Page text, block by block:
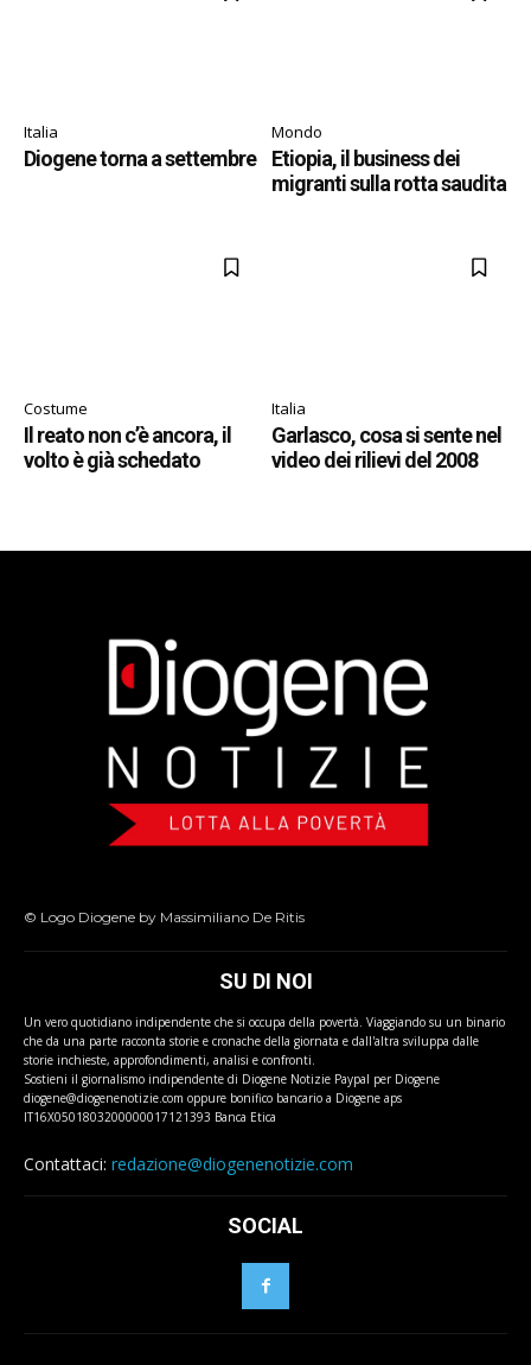
Italia
Diogene torna a settembre
Mondo
Etiopia, il business dei
migranti sulla rotta saudita
Costume
Il reato non c’è ancora, il
volto è già schedato
Italia
Garlasco, cosa si sente nel
video dei rilievi del 2008
© Logo Diogene by Massimiliano De Ritis
SU DI NOI
Un vero quotidiano indipendente che si occupa della povertà. Viaggiando su un binario
che da una parte racconta storie e cronache della giornata e dall'altra sviluppa dalle
storie inchieste, approfondimenti, analisi e confronti.
Sostieni il giornalismo indipendente di Diogene Notizie Paypal per Diogene
diogene@diogenenotizie.com oppure bonifico bancario a Diogene aps
IT16X0501803200000017121393 Banca Etica
Contattaci: redazione@diogenenotizie.com
SOCIAL